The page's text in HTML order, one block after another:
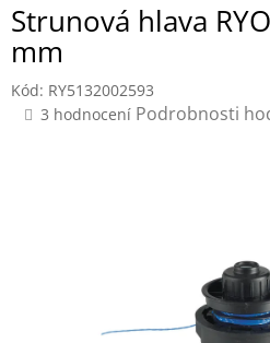
Strunová hlava
mm
Kód: RY5132002593
Průměrné
hodnocení
3 hodnocení Podrobnosti